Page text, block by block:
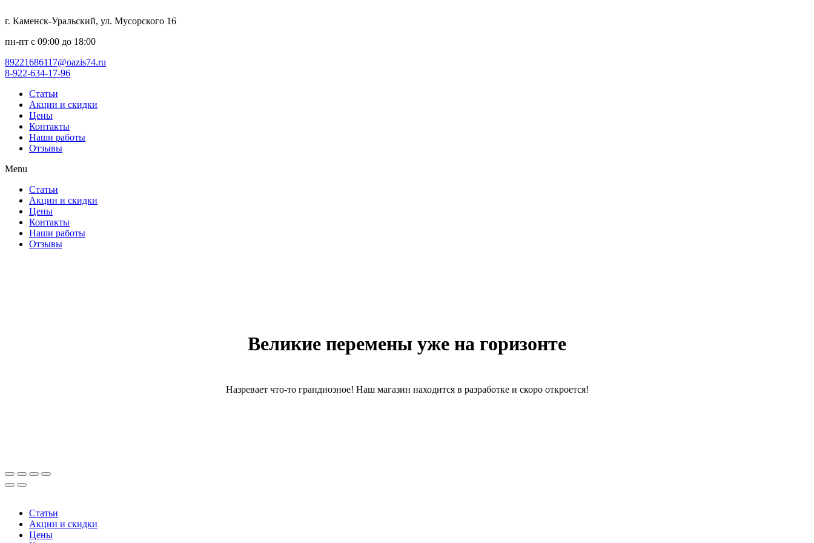
г. Каменск-Уральский, ул. Мусорского 16
пн-пт с 09:00 до 18:00
89221686117@oazis74.ru
8-922-634-17-96
Статьи
Акции и скидки
Цены
Контакты
Наши работы
Отзывы
Menu
Статьи
Акции и скидки
Цены
Контакты
Наши работы
Отзывы
Великие перемены уже на горизонте
Назревает что-то грандиозное! Наш магазин находится в разработке и скоро откроется!
Статьи
Акции и скидки
Цены